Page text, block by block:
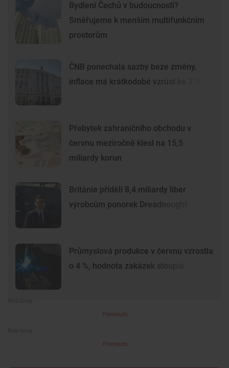
Bydlení Čechů v budoucnosti?
Směřujeme k menším multifunkčním
prostorům
ČNB ponechala sazby beze změny,
inflace má krátkodobě vzrůst ke 3 %
Přebytek zahraničního obchodu v
červnu meziročně klesl na 15,5
miliardy korun
Británie přidělí 8,4 miliardy liber
výrobcům ponorek Dreadnought
Průmyslová produkce v červnu vzrostla
o 4 %, hodnota zakázek stoupla
Premium
Premium